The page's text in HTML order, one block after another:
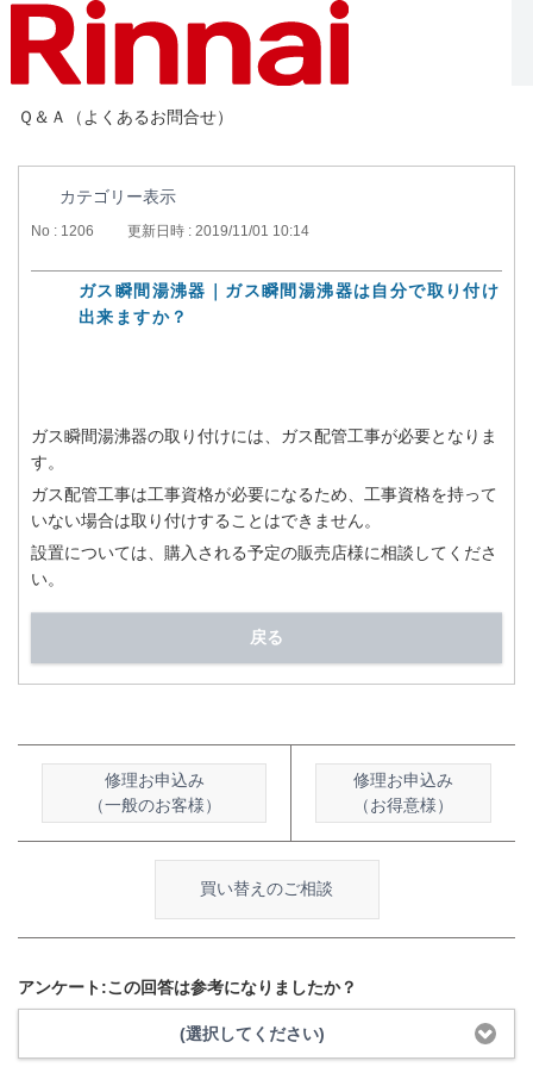
Ｑ＆Ａ（よくあるお問合せ）
カテゴリー表示
No : 1206 更新日時 : 2019/11/01 10:14
ガス瞬間湯沸器｜ガス瞬間湯沸器は自分で取り付け
出来ますか？
ガス瞬間湯沸器の取り付けには、ガス配管工事が必要となりま
す。
ガス配管工事は工事資格が必要になるため、工事資格を持って
いない場合は取り付けすることはできません。
設置については、購入される予定の販売店様に相談してくださ
い。
戻る
修理お申込み
（一般のお客様）
修理お申込み
（お得意様）
買い替えのご相談
アンケート:この回答は参考になりましたか？
(選択してください)